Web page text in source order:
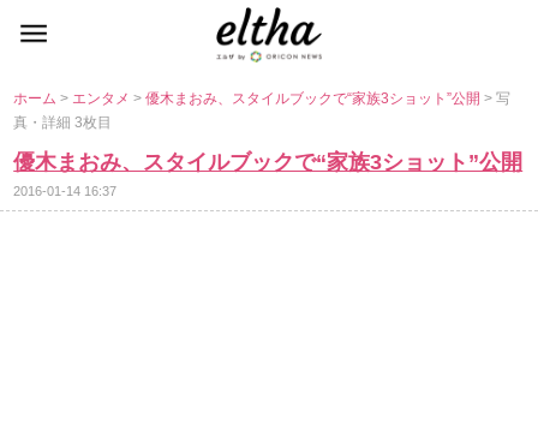
ホーム> エンタメ>優木まおみ、スタイルブックで“家族3ショット”公開> 写
真・詳細 3枚目
優木まおみ、スタイルブックで“家族3ショット”公開
2016-01-14 16:37